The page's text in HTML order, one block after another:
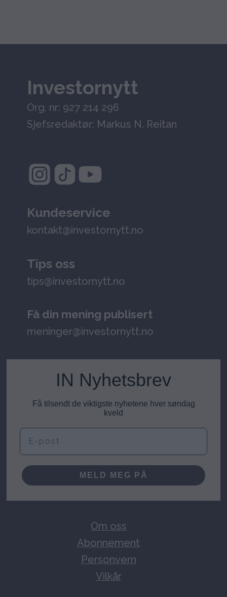
Investornytt
Org. nr: 927 214 296
Sjefsredaktør: Markus N. Reitan
Kundeservice
kontakt@investornytt.no
Tips oss
tips@investornytt.no
Få din mening publisert
meninger@investornytt.no
IN Nyhetsbrev
Få tilsendt de viktigste nyhetene hver søndag
kveld
E-post
MELD MEG PÅ
Om oss
Abonnement
Personvern
Vilkår